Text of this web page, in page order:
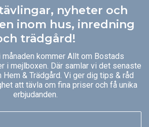
nyheter och
inom hus, inredning
trädgård!
månaden kommer Allt om Bostads
i mejlboxen. Där samlar vi det senaste
Hem & Trädgård. Vi ger dig tips & råd
att tävla om fina priser och få unika
erbjudanden.